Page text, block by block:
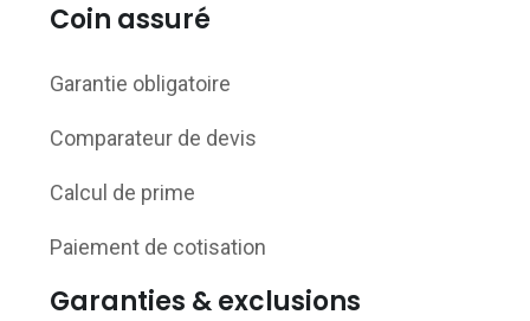
Coin assuré
Garantie obligatoire
Comparateur de devis
Calcul de prime
Paiement de cotisation
Garanties & exclusions